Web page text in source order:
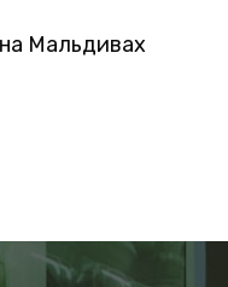
Мальдивах